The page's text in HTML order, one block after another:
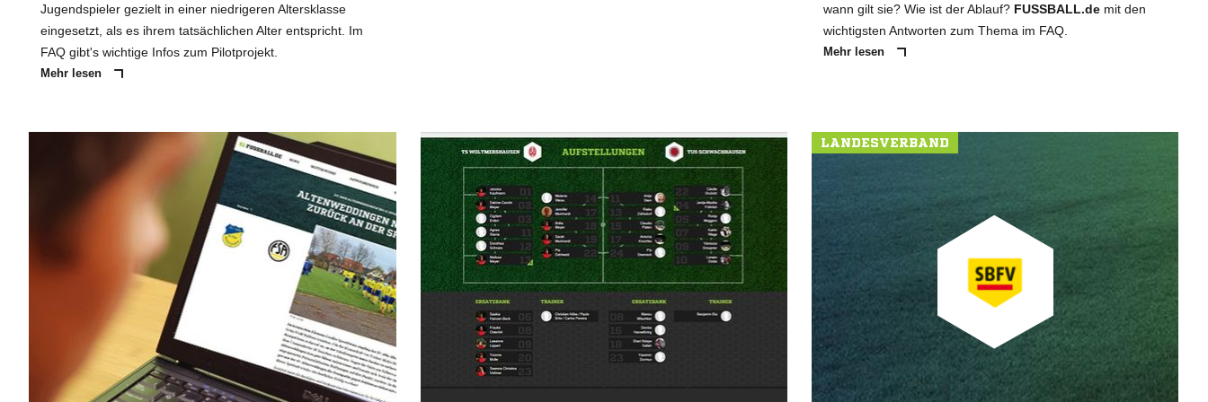
Jugendspieler gezielt in einer niedrigeren Altersklasse
eingesetzt, als es ihrem tatsächlichen Alter entspricht. Im
FAQ gibt's wichtige Infos zum Pilotprojekt.
Mehr lesen
wann gilt sie? Wie ist der Ablauf? FUSSBALL.de mit den
wichtigsten Antworten zum Thema im FAQ.
Mehr lesen
LANDESVERBAND